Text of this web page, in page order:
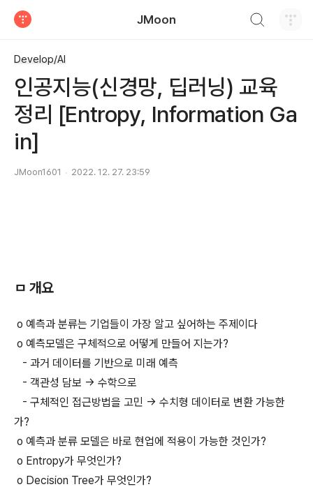
JMoon
Develop/AI
인공지능(신경망, 딥러닝) 교육
정리 [Entropy, Information Ga
in]
JMoon1601 2022. 12. 27. 23:59
ㅁ 개요
o 예측과 분류는 기업들이 가장 알고 싶어하는 주제이다
o 예측모델은 구체적으로 어떻게 만들어 지는가?
- 과거 데이터를 기반으로 미래 예측
- 객관성 담보 -> 수학으로
- 구체적인 접근방법을 고민 -> 수치형 데이터로 변환 가능한
가?
o 예측과 분류 모델은 바로 현업에 적용이 가능한 것인가?
o Entropy가 무엇인가?
o Decision Tree가 무엇인가?